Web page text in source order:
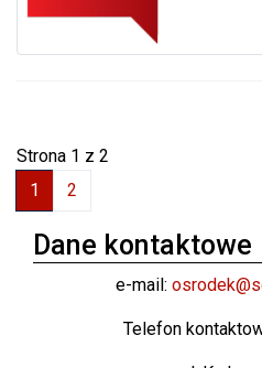
Strona 1 z 2
1
2
Dane kontaktowe
e-mail:
Telefon